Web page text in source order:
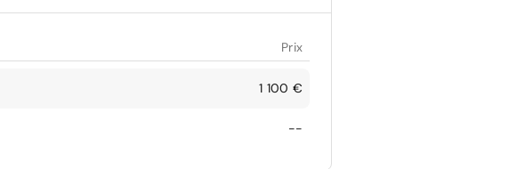
Prix
1 100 €
--